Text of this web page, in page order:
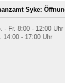
Syke:
- Fr. 8:00 - 12:00 Uhr
14:00 - 17:00 Uhr